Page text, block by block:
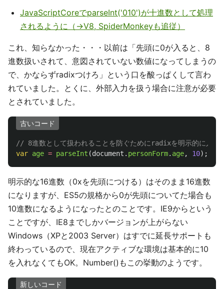
JavaScriptCoreでparseInt('010')が十進数として処理
されるように（→V8, SpiderMonkeyも追従）
これ、知らなかった・・・以前は「先頭に0が入ると、8
進数扱いされて、意図されていない数値になってしまうの
で、かならずradixつけろ」という口を酸っぱくして言わ
れていました。とくに、外部入力を扱う場合に注意が必要
とされていました。
古いコード
// 8進数として扱われることを防ぐためにradixを明示的に入れ
var age = parseInt (document . personForm. age, 10);
明示的な16進数（0xを先頭につける）はそのまま16進数
になりますが、ES5の規格から0が先頭についてた場合も
10進数になるようになったとのことです。IE9からという
ことですが、IE8までしかバージョンが上がらない
Windows（XPと2003 Server）はすでに延長サポートも
終わっているので、現在アクティブな環境は基本的に10
を入れなくてもOK。Number()もこの挙動のようです。
新しいコード